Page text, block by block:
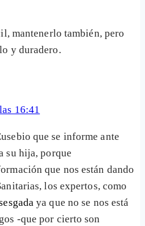
mantenerlo también, pero
y duradero.
16:41
que se informe ante
su hija, porque
que nos están dando
los expertos, como
ya que no se nos está
-que por cierto son